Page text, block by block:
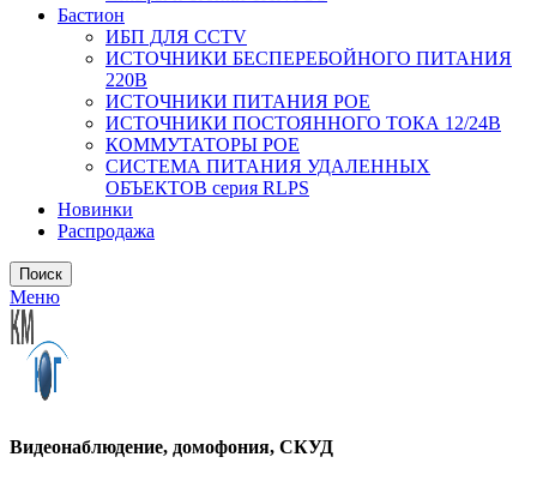
Бастион
ИБП ДЛЯ CCTV
ИСТОЧНИКИ БЕСПЕРЕБОЙНОГО ПИТАНИЯ
220В
ИСТОЧНИКИ ПИТАНИЯ POE
ИСТОЧНИКИ ПОСТОЯННОГО ТОКА 12/24В
КОММУТАТОРЫ POE
СИСТЕМА ПИТАНИЯ УДАЛЕННЫХ
ОБЪЕКТОВ серия RLPS
Новинки
Распродажа
Поиск
Меню
Видеонаблюдение, домофония, СКУД